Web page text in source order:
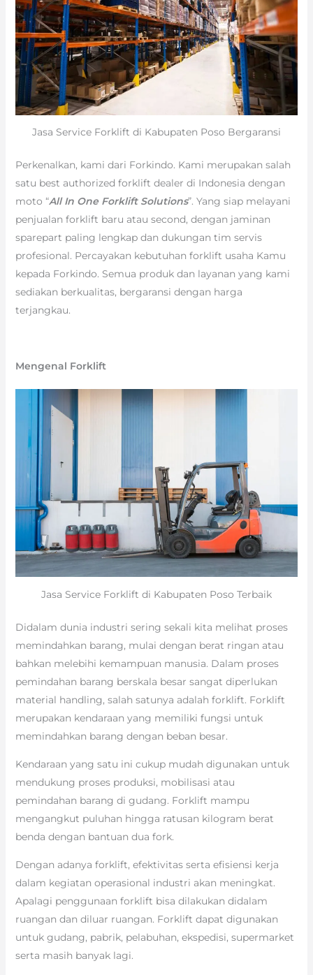
Jasa Service Forklift di Kabupaten Poso Bergaransi
Perkenalkan, kami dari Forkindo. Kami merupakan salah
satu best authorized forklift dealer di Indonesia dengan
moto “All In One Forklift Solutions”. Yang siap melayani
penjualan forklift baru atau second, dengan jaminan
sparepart paling lengkap dan dukungan tim servis
profesional. Percayakan kebutuhan forklift usaha Kamu
kepada Forkindo. Semua produk dan layanan yang kami
sediakan berkualitas, bergaransi dengan harga
terjangkau.
Mengenal Forklift
Jasa Service Forklift di Kabupaten Poso Terbaik
Didalam dunia industri sering sekali kita melihat proses
memindahkan barang, mulai dengan berat ringan atau
bahkan melebihi kemampuan manusia. Dalam proses
pemindahan barang berskala besar sangat diperlukan
material handling, salah satunya adalah forklift. Forklift
merupakan kendaraan yang memiliki fungsi untuk
memindahkan barang dengan beban besar.
Kendaraan yang satu ini cukup mudah digunakan untuk
mendukung proses produksi, mobilisasi atau
pemindahan barang di gudang. Forklift mampu
mengangkut puluhan hingga ratusan kilogram berat
benda dengan bantuan dua fork.
Dengan adanya forklift, efektivitas serta efisiensi kerja
dalam kegiatan operasional industri akan meningkat.
Apalagi penggunaan forklift bisa dilakukan didalam
ruangan dan diluar ruangan. Forklift dapat digunakan
untuk gudang, pabrik, pelabuhan, ekspedisi, supermarket
serta masih banyak lagi.